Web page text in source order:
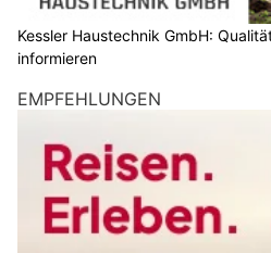
Kessler Haustechnik GmbH:
informieren
EMPFEHLUNGEN